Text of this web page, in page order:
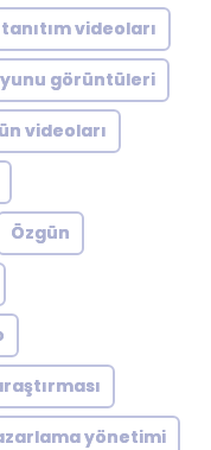
videoları
görüntüleri
videoları
Özgün
yönetimi